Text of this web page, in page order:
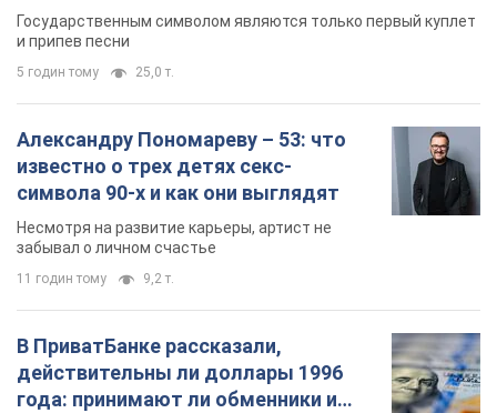
Государственным символом являются только первый куплет
и припев песни
5 годин тому 25,0 т.
Александру Пономареву – 53: что
известно о трех детях секс-
символа 90-х и как они выглядят
Несмотря на развитие карьеры, артист не
забывал о личном счастье
11 годин тому 9,2 т.
В ПриватБанке рассказали,
действительны ли доллары 1996
года: принимают ли обменники и